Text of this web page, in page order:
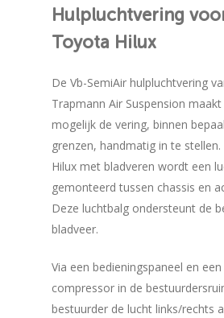
Hulpluchtvering
Toyota Hilux
De Vb-SemiAir hulpluchtvering
Trapmann Air Suspension
mogelijk de vering, binnen
grenzen, handmatig in te
Hilux met bladveren wordt een
gemonteerd tussen chassis en
Deze luchtbalg ondersteunt de
bladveer.
Via een bedieningspaneel en een
compressor in de
bestuurder de lucht links/rechts